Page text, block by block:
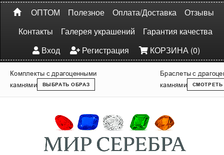
ОПТОМ Полезное Оплата/Доставка
Отзывы
Контакты
Галерея украшений
Гарантия качества
Вход
Регистрация КОРЗИНА (0)
Комплекты с драгоценными
камнями
ВЫБРАТЬ ОБРАЗ
Браслеты с
камнями
СМОТРЕТЬ